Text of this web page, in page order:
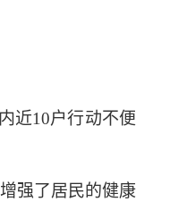
近10户行动不便
强了居民的健康